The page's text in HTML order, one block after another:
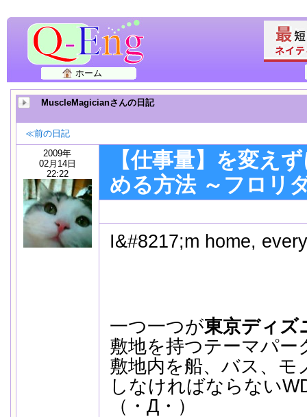
ホーム
MuscleMagicianさんの日記
≪前の日記
2009年
02月14日
22:22
【仕事量】を変え
める方法 ～フロリ
I&#8217;m home,
一つ一つが東京ディズ
敷地を持つテーマパー
敷地内を船、バス、モ
しなければならない
（・Д・）